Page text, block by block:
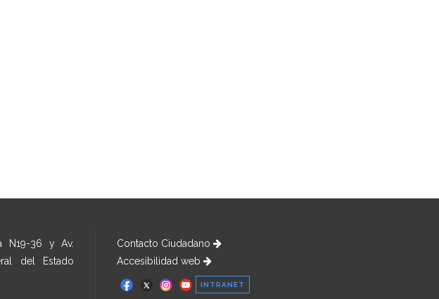
N19-36 y Av.
del Estado
Contacto Ciudadano
Accesibilidad web
INTRANET